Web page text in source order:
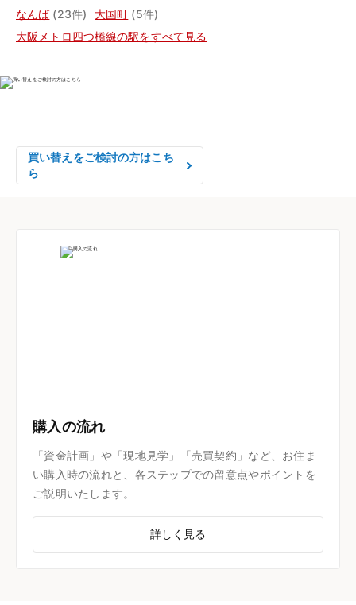
なんば (23件) 大国町 (5件)
大阪メトロ四つ橋線の駅をすべて見る
買い替えをご検討の方はこち
ら
購入の流れ
「資金計画」や「現地見学」「売買契約」など、お住ま
い購入時の流れと、各ステップでの留意点やポイントを
ご説明いたします。
詳しく見る